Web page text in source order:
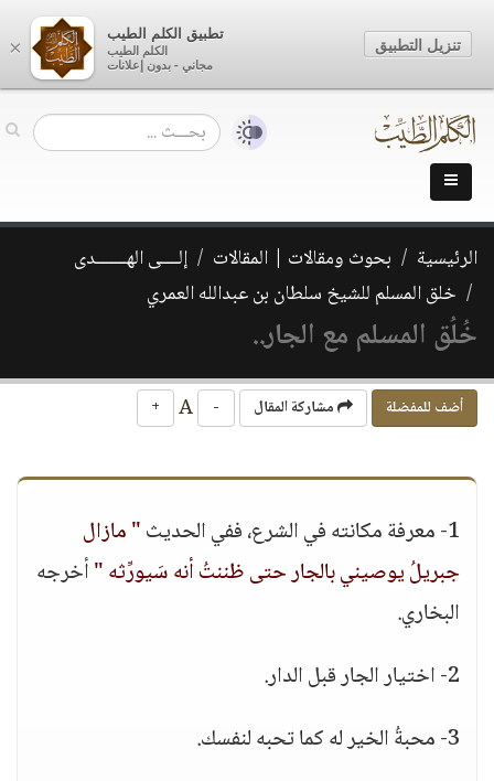
الرئيسية بحوث ومقالات | المقالات
إلــــى الهـــــــدى
خلق المسلم للشيخ سلطان بن عبدالله العمري
خُلُق المسلم مع الجار..
أضف للمفضلة مشاركة المقال -
+
1- معرفة مكانته في الشرع، ففي الحديث
" مازال
جبريلُ يوصيني بالجار حتى ظننتُ أنه سَيورِّثه "أخرجه
البخاري.
2- اختيار الجار قبل الدار.
3- محبةُ الخير له كما تحبه لنفسك.
×
تطبيق الكلم الطيب
الكلم الطيب
مجاني - بدون إعلانات
تنزيل التطبيق